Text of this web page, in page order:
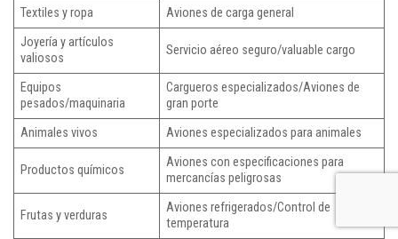
Textiles y ropa
Aviones de carga general
Joyería y artículos
valiosos
Servicio aéreo seguro/valuable cargo
Equipos
pesados/maquinaria
Cargueros especializados/Aviones de
gran porte
Animales vivos
Aviones especializados para animales
Productos químicos
Aviones con especificaciones para
mercancías peligrosas
Frutas y verduras
Aviones refrigerados/Control de
temperatura